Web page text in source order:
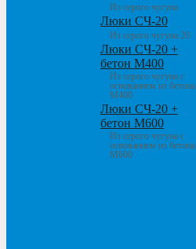
Из серого чугуна
Люки СЧ-20
Из серого чугуна 20
Люки СЧ-20 +
бетон М400
Из серого чугуна с
основанием из бетона
М400
Люки СЧ-20 +
бетон М600
Из серого чугуна с
основанием из бетона
М600